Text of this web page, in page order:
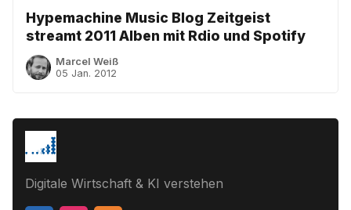
Hypemachine Music Blog Zeitgeist
streamt 2011 Alben mit Rdio und Spotify
Marcel Weiß
05 Jan. 2012
Digitale Wirtschaft & KI verstehen